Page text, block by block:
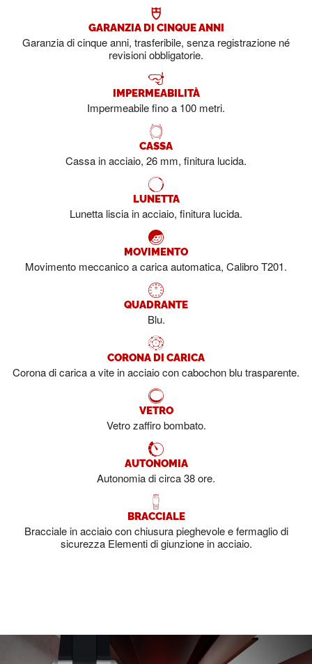
GARANZIA DI CINQUE ANNI
Garanzia di cinque anni, trasferibile, senza registrazione né
revisioni obbligatorie.
IMPERMEABILITÀ
Impermeabile fino a 100 metri.
CASSA
Cassa in acciaio, 26 mm, finitura lucida.
LUNETTA
Lunetta liscia in acciaio, finitura lucida.
MOVIMENTO
Movimento meccanico a carica automatica, Calibro T201.
QUADRANTE
Blu.
CORONA DI CARICA
Corona di carica a vite in acciaio con cabochon blu trasparente.
VETRO
Vetro zaffiro bombato.
AUTONOMIA
Autonomia di circa 38 ore.
BRACCIALE
Bracciale in acciaio con chiusura pieghevole e fermaglio di
sicurezza Elementi di giunzione in acciaio.